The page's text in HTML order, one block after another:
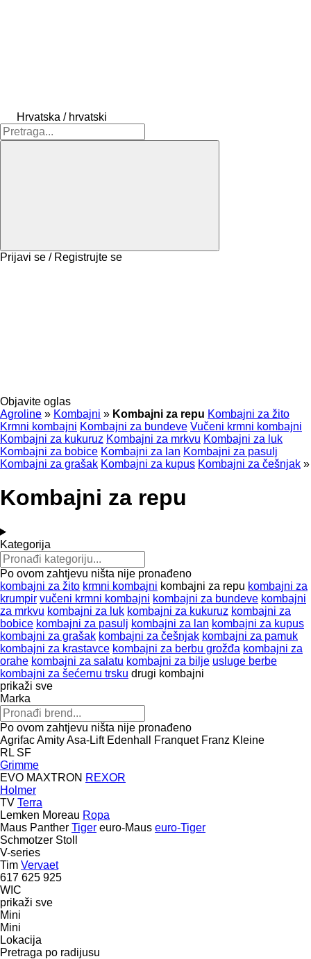
Hrvatska / hrvatski
Prijavi se / Registrujte se
Objavite oglas
Agroline » Kombajni » Kombajni za repu Kombajni za žito
Krmni kombajni Kombajni za bundeve Vučeni krmni kombajni
Kombajni za kukuruz Kombajni za mrkvu Kombajni za luk
Kombajni za bobice Kombajni za lan Kombajni za pasulj
Kombajni za grašak Kombajni za kupus Kombajni za češnjak »
Kombajni za repu
Kategorija
Po ovom zahtjevu ništa nije pronađeno
kombajni za žito krmni kombajni kombajni za repu kombajni za
krumpir vučeni krmni kombajni kombajni za bundeve kombajni
za mrkvu kombajni za luk kombajni za kukuruz kombajni za
bobice kombajni za pasulj kombajni za lan kombajni za kupus
kombajni za grašak kombajni za češnjak kombajni za pamuk
kombajni za krastavce kombajni za berbu grožđa kombajni za
orahe kombajni za salatu kombajni za bilje usluge berbe
kombajni za šećernu trsku drugi kombajni
prikaži sve
Marka
Po ovom zahtjevu ništa nije pronađeno
AgrifacAmityAsa-Lift Edenhall Franquet Franz Kleine
RL SF
Grimme
EVO MAXTRON REXOR
Holmer
TV Terra
Lemken Moreau Ropa
Maus Panther Tiger euro-Maus euro-Tiger
Schmotzer Stoll
V-series
Tim Vervaet
617 625 925
WIC
prikaži sve
Mini
Mini
Lokacija
Pretraga po radijusu